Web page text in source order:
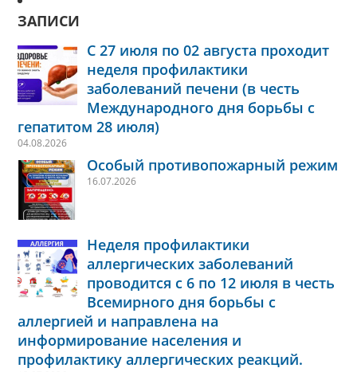
ЗАПИСИ
С 27 июля по 02 августа проходит
неделя профилактики
заболеваний печени (в честь
Международного дня борьбы с
гепатитом 28 июля)
04.08.2026
Особый противопожарный режим
16.07.2026
Неделя профилактики
аллергических заболеваний
проводится с 6 по 12 июля в честь
Всемирного дня борьбы с
аллергией и направлена на
информирование населения и
профилактику аллергических реакций.